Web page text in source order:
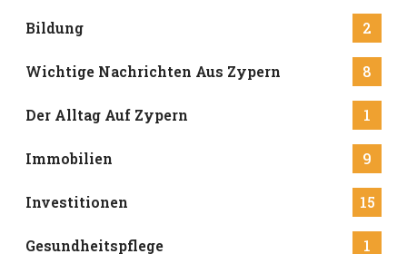
Bildung 2
Wichtige Nachrichten Aus Zypern 8
Der Alltag Auf Zypern 1
Immobilien 9
Investitionen 15
Gesundheitspflege 1